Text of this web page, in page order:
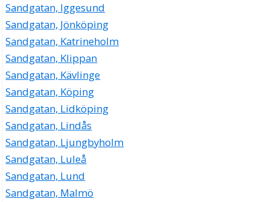
Sandgatan, Iggesund
Sandgatan, Jönköping
Sandgatan, Katrineholm
Sandgatan, Klippan
Sandgatan, Kävlinge
Sandgatan, Köping
Sandgatan, Lidköping
Sandgatan, Lindås
Sandgatan, Ljungbyholm
Sandgatan, Luleå
Sandgatan, Lund
Sandgatan, Malmö